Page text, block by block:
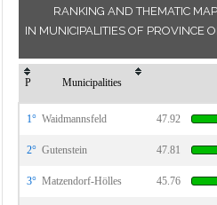
RANKING AND THEMATIC
IN MUNICIPALITIES OF PROVINCE
P Municipalities
1° Waidmannsfeld 47.92
2° Gutenstein 47.81
3° Matzendorf-Hölles 45.76